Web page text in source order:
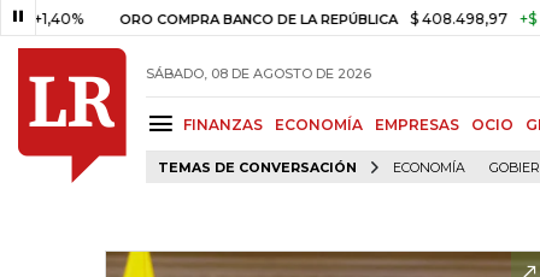
ORO COMPRA BANCO DE LA REPÚBLICA $ 408.498,97 +$ 8.753,81
SÁBADO, 08 DE AGOSTO DE 2026
FINANZAS ECONOMÍA EMPRESAS OCIO
TEMAS DE CONVERSACIÓN ECONOMÍA